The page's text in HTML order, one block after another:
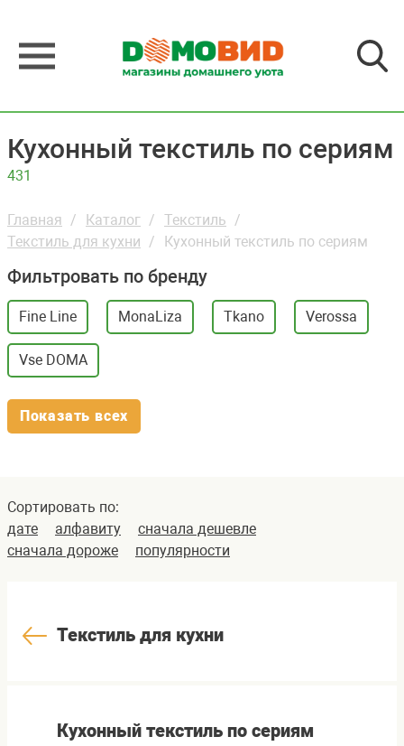
Кухонный текстиль по сериям
431
Главная Каталог
Текстиль
Текстиль для кухни
Кухонный текстиль по сериям
Фильтровать по бренду
Fine Line MonaLiza Tkano Verossa
Vse DOMA
Показать всех
Сортировать по:
дате
алфавиту
сначала дешевле
сначала дороже
популярности
Текстиль для кухни
Кухонный текстиль по сериям